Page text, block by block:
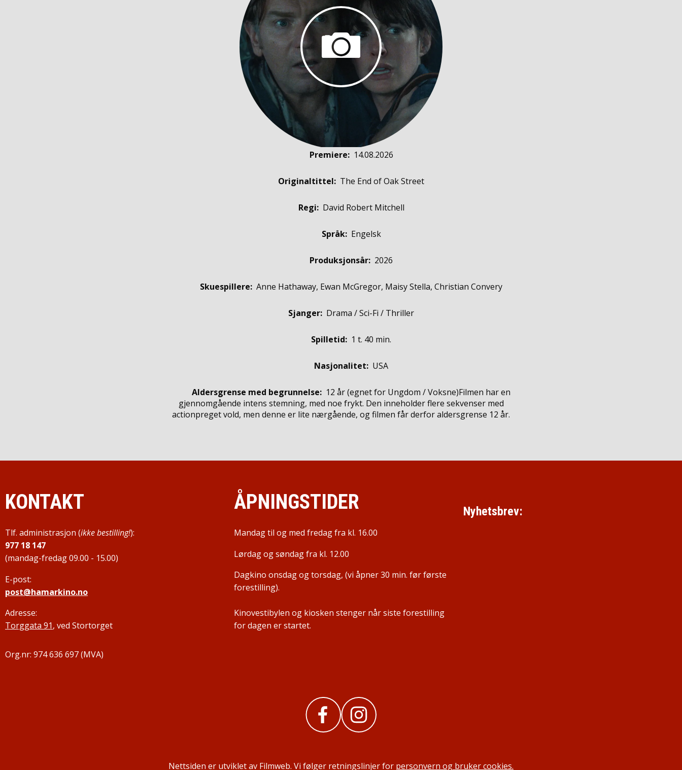
Premiere: 14.08.2026
Originaltittel: The End of Oak Street
Regi: David Robert Mitchell
Språk: Engelsk
Produksjonsår: 2026
Skuespillere: Anne Hathaway, Ewan McGregor, Maisy Stella, Christian Convery
Sjanger: Drama / Sci-Fi / Thriller
Spilletid: 1 t. 40 min.
Nasjonalitet: USA
Aldersgrense med begrunnelse: 12 år(egnet for Ungdom / Voksne)Filmen har en
gjennomgående intens stemning, med noe frykt. Den inneholder flere sekvenser med
actionpreget vold, men denne er lite nærgående, og filmen får derfor aldersgrense 12 år.
KONTAKT
Tlf. administrasjon (ikke bestilling!):
977 18 147
(mandag-fredag 09.00 - 15.00)
E-post:
post@hamarkino.no
Adresse:
Torggata 91, ved Stortorget
Org.nr: 974 636 697 (MVA)
ÅPNINGSTIDER
Mandag til og med fredag fra kl. 16.00
Lørdag og søndag fra kl. 12.00
Dagkino onsdag og torsdag, (vi åpner 30 min. før første
forestilling).
Kinovestibylen og kiosken stenger når siste forestilling
for dagen er startet.
Nyhetsbrev:
Nettsiden er utviklet av Filmweb. Vi følger retningslinjer for personvern og bruker cookies.